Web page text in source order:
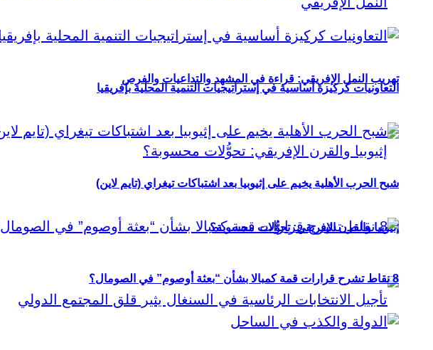
تهريب النمل الإفريقي: قراءة في المشهد والتداعيات والفرص
إثيوبيا والقرن الإفريقي: تحوُّلات محسوبة؟
التعاونيات كركيزة أساسية في إستراتيجيات التنمية المحلية بإفريقيا
شبح الحرب الأهلية يخيم على إثيوبيا بعد اشتباكات تيغراي (تايم لاين)
8 نقاط تشرح قرارات قمة كمبالا بشأن “بعثة أوصوم” في الصومال؟